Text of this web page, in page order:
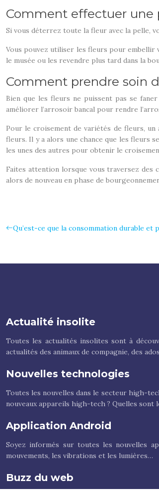
Comment effectuer une
Si vous déterrez toute la fleur avec la pelle,
Vous pouvez utiliser les fleurs pour embellir
le musée ou les revendre plus tard dans la
Comment prendre soin
Bien que les fleurs ne puissent pas se
améliorer l’arrosoir bancal pour rendre
Pour le croisement de variétés de fleurs,
fleurs. Il y a alors une chance que les fleurs
les unes des autres pour obtenir le
Faites attention lorsque vous traversez des
alors de nouveau en phase de
Qu’est-ce que la consommation durable
Actualité insolite
Toutes les actualités insolites sont à
actualités des animaux de compagnie, des
Nouvelles technologies
Toutes les nouvelles dans le secteur high-
nouveaux appareils high-tech ? Quelles sont
Application Android
Soyez informés sur toutes les nouvelles
mouvements, les vibrations et les lumières…
Buzz du web